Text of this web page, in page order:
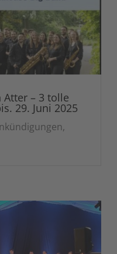
Atter – 3 tolle
29. Juni 2025
,